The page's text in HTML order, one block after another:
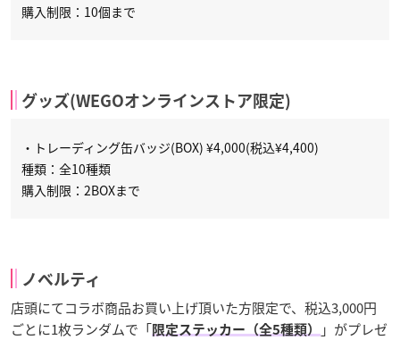
購入制限：10個まで
グッズ(WEGOオンラインストア限定)
・トレーディング缶バッジ(BOX) ¥4,000(税込¥4,400)
種類：全10種類
購入制限：2BOXまで
ノベルティ
店頭にてコラボ商品お買い上げ頂いた方限定で、税込3,000円
ごとに1枚ランダムで「限定ステッカー（全5種類）
」がプレゼ